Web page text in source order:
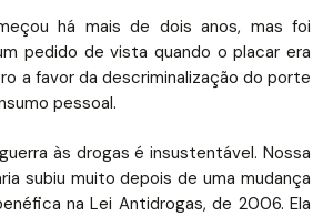
há mais de dois anos, mas foi
pedido de vista quando o placar era
a favor da descriminalização do porte
pessoal.
às drogas é insustentável. Nossa
subiu muito depois de uma mudança
na Lei Antidrogas, de 2006. Ela